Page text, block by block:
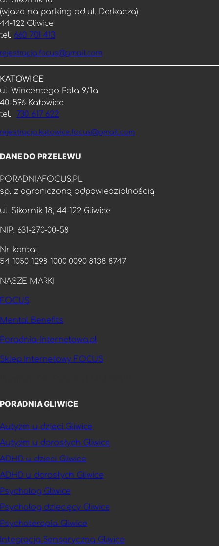
(wjazd na parking od ul. Derkacza)
44-122 Gliwice
tel. 660 701 413
rejestracja.focus@gmail.com
KATOWICE
ul. Wincentego Pola 9/1a
40-596 Katowice
tel. 730 617 622
rejestracja.katowice.focus@gmail.com
DANE DO PRZELEWU
PORADNIAFOCUS.PL
sp. z ograniczoną odpowiedzialnością
ul. Sikornik 18, 44-122 Gliwice
NIP: 631-270-00-58
Nr konta:
54 1050 1298 1000 0090 8138 8747
NASZE MARKI
FOCUS
Mental Benefits
Poradnia-Internetowa.pl
Sklep Internetowy FOCUS
PORADNIA GLIWICE
Autyzm u dzieci Gliwice
Autyzm u dorosłych Gliwice
ADHD u dzieci Gliwice
ADHD u dorosłych Gliwice
Psycholog Gliwice
Psycholog dziecięcy Gliwice
Psychoterapia Gliwice
Integracja Sensoryczna Gliwice